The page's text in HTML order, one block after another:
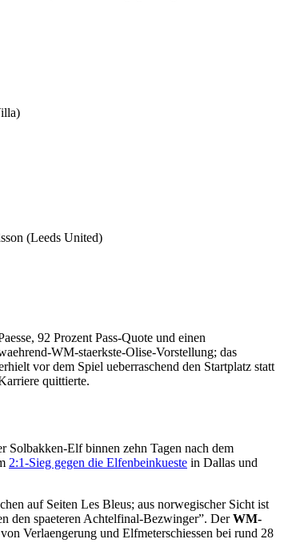
(Leeds United)
92 Prozent Pass-Quote und einen
WM-staerkste-Olise-Vorstellung; das
vor dem Spiel ueberraschend den Startplatz statt
quittierte.
Solbakken-Elf binnen zehn Tagen nach dem
2:1-Sieg gegen die Elfenbeinkueste in Dallas und
auf Seiten Les Bleus; aus norwegischer Sicht ist
den spaeteren Achtelfinal-Bezwinger”. DerWM-
Verlaengerung und Elfmeterschiessen bei rund 28